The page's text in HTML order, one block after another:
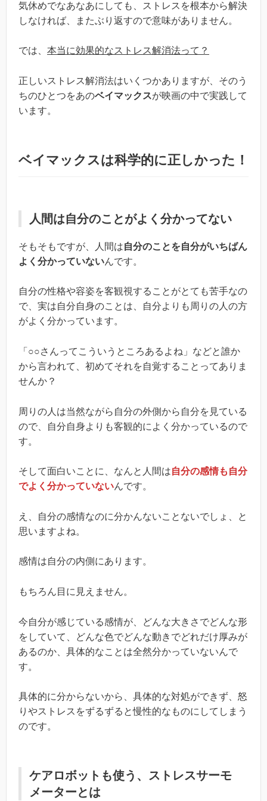
気休めでなあなあにしても、ストレスを根本から解決
しなければ、またぶり返すので意味がありません。
では、 本当に効果的なストレス解消法って？
正しいストレス解消法はいくつかありますが、そのう
ちのひとつをあのベイマックスが映画の中で実践して
います。
ベイマックスは科学的に正しかった！
人間は自分のことがよく 分かってない
そもそもですが、人間は自分のことを自分がいちばん
よく分かっていないんです。
自分の性格や容姿を客観視することがとても苦手なの
で、実は自分自身のことは、自分よりも周りの人の方
がよく分かっています。
「○○さんってこういうところあるよね」などと誰か
から言われて、初めてそれを自覚することってありま
せんか？
周りの人は当然ながら自分の外側から自分を見ている
ので、自分自身よりも客観的によく分かっているので
す。
そして面白いことに、なんと人間は自分の感情も自分
でよく分かっていないんです。
え、自分の感情なのに分かんないことないでしょ、と
思いますよね。
感情は自分の内側にあります。
もちろん目に見えません。
今自分が感じている感情が、どんな大きさでどんな形
をしていて、どんな色でどんな動きでどれだけ厚みが
あるのか、具体的なことは全然分かっていないんで
す。
具体的に分からないから、具体的な対処ができず、怒
りやストレスをずるずると慢性的なものにしてしまう
のです。
ケアロボットも使う、 ストレスサーモ
メーターとは